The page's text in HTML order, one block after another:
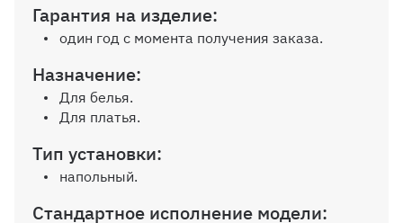
Зеркало на дверь
Пантограф
Гарантия на изделие:
один год с момента получения заказа.
Назначение:
Для белья.
Для платья.
Тип установки:
напольный.
Стандартное исполнение модели: